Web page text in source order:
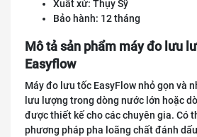
Xuất xứ: Thụy Sỹ
Bảo hành: 12 tháng
Mô tả sản phẩm máy đo lưu
Easyflow
Máy đo lưu tốc EasyFlow nhỏ gọn và
lưu lượng trong dòng nước lớn hoặc
được thiết kế cho các chuyên gia. Có
phương pháp pha loãng chất đánh